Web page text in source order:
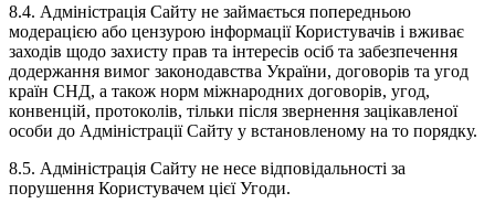
8.4. Адміністрація Сайту не займається попередньою
модерацією або цензурою інформації Користувачів і вживає
заходів щодо захисту прав та інтересів осіб та забезпечення
додержання вимог законодавства України, договорів та угод
країн СНД, а також норм міжнародних договорів, угод,
конвенцій, протоколів, тільки після звернення зацікавленої
особи до Адміністрації Сайту у встановленому на то порядку.
8.5. Адміністрація Сайту не несе відповідальності за
порушення Користувачем цієї Угоди.